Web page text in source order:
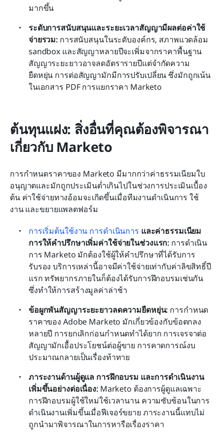
มากขึ้น
ระดับการสนับสนุนและระยะเวลาสัญญามีผลต่อค่าใช้
จ่ายรวม: การสนับสนุนในระดับองค์กร, สภาพแวดล้อม
sandbox และสัญญาหลายปีจะเพิ่มจากราคาพื้นฐาน
สัญญาระยะยาวอาจลดอัตรารายปีแต่จำกัดความ
ยืดหยุ่น การต่อสัญญามักมีการปรับเปลี่ยน ซึ่งมักถูกเน้น
ในเอกสาร PDF การแยกราคา Marketo
ต้นทุนแฝง: สิ่งอื่นที่คุณต้องพิจารณา
เกี่ยวกับ Marketo
การกำหนดราคาของ Marketo มีมากกว่าค่าธรรมเนียมใบ
อนุญาตและมักถูกประเมินต่ำเกินไปในช่วงการประเมินเบื้อง
ต้น ค่าใช้จ่ายทางอ้อมจะเกิดขึ้นเมื่อทีมงานดำเนินการ ใช้
งาน และขยายแพลตฟอร์ม
การเริ่มต้นใช้งาน การดำเนินการ และค่าธรรมเนียม
การให้คำปรึกษาเพิ่มค่าใช้จ่ายในช่วงแรก: การดำเนิน
การ Marketo มักต้องใช้ผู้ให้คำปรึกษาที่ได้รับการ
รับรอง บริการเหล่านี้อาจมีค่าใช้จ่ายเท่ากับค่าลิขสิทธิ์ปี
แรก ทรัพยากรภายในก็ต้องได้รับการฝึกอบรมเช่นกัน
ซึ่งทำให้การสร้างมูลค่าล่าช้า
ข้อผูกพันสัญญาระยะยาวลดความยืดหยุ่น: การกำหนด
ราคาของ Adobe Marketo มักเกี่ยวข้องกับข้อตกลง
หลายปี การยกเลิกก่อนกำหนดทำได้ยาก การเจรจาต่อ
สัญญามักเอื้อประโยชน์ต่อผู้ขาย การคาดการณ์งบ
ประมาณกลายเป็นเรื่องท้าทาย
ภาระงานด้านผู้ดูแล การฝึกอบรม และการดำเนินงาน
เพิ่มขึ้นอย่างต่อเนื่อง: Marketo ต้องการผู้ดูแลเฉพาะ
การฝึกอบรมผู้ใช้ใหม่ใช้เวลานาน ความซับซ้อนในการ
ดำเนินงานเพิ่มขึ้นเมื่อฟีเจอร์ขยาย ภาระงานนี้แทบไม่
ถูกนำมาพิจารณาในการหารือเรื่องราคา